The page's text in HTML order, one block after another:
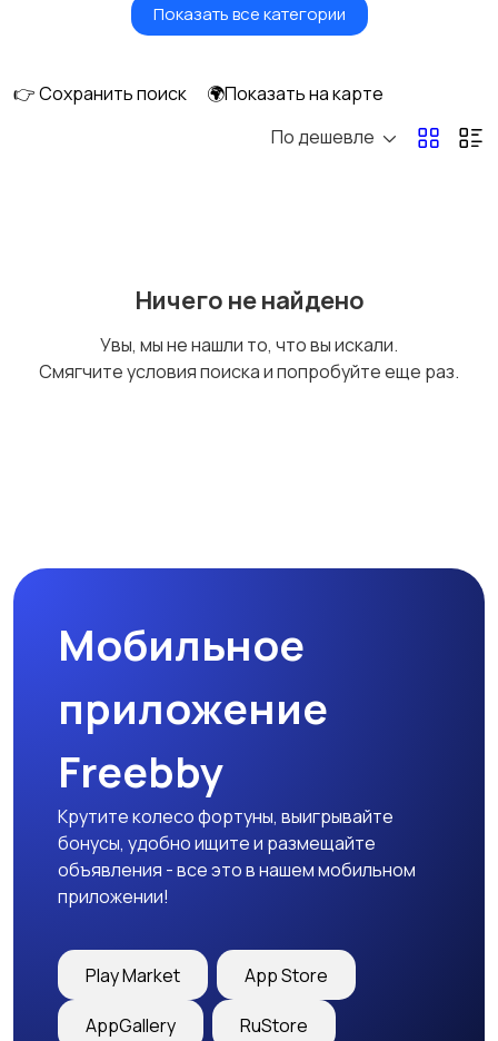
Самокаты и
Водные виды спорта
Тренажеры и фитнес Спортивное питание
Другое
Показать все категории
👉 Сохранить поиск
🌍Показать на карте
По дешевле
Ничего не найдено
Увы, мы не нашли то, что вы искали.
Смягчите условия поиска и попробуйте еще раз.
Мобильное
приложение
Freebby
Крутите колесо фортуны, выигрывайте
бонусы, удобно ищите и размещайте
объявления - все это в нашем мобильном
приложении!
Play Market App Store
AppGallery RuStore